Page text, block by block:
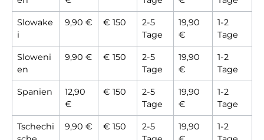
Slowake
i
9,90 € € 150
2-5
Tage
19,90
€
1-2
Tage
Sloweni
en
9,90 € € 150
2-5
Tage
19,90
€
1-2
Tage
Spanien
12,90
€
€ 150
2-5
Tage
19,90
€
1-2
Tage
Tschechi
9,90 € € 150
2-5
19,90
1-2